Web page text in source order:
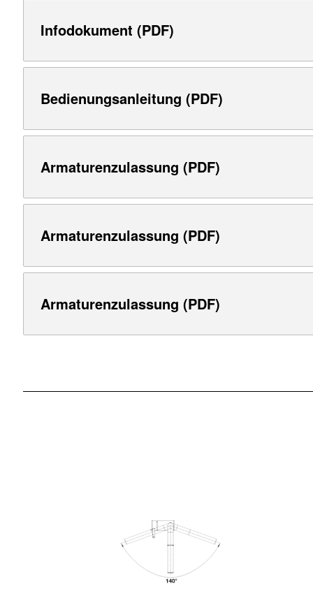
Infodokument (PDF)
Bedienungsanleitung (PDF)
Armaturenzulassung (PDF)
Armaturenzulassung (PDF)
Armaturenzulassung (PDF)